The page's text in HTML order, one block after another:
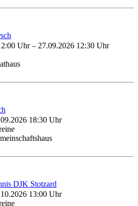
Uhr– 27.09.2026 12:30 Uhr
18:30 Uhr
DJK Stotzard
13:00 Uhr